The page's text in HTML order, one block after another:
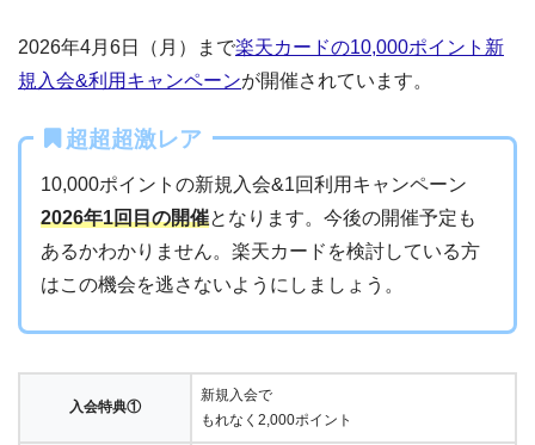
2026年4月6日（月）まで楽天カードの10,000ポイント新
規入会&利用キャンペーンが開催されています。
超超超激レア
10,000ポイントの新規入会&1回利用キャンペーン
2026年1回目の開催となります。今後の開催予定も
あるかわかりません。楽天カードを検討している方
はこの機会を逃さないようにしましょう。
入会特典①
新規入会で
もれなく2,000ポイント